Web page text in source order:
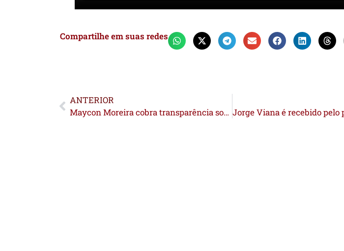
Compartilhe em suas redes
ANTERIOR
Maycon Moreira cobra transparência sobre recursos da enchente e apresenta novas indicações na Câmara de Sena Madureira